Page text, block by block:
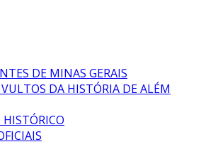
DE MINAS GERAIS
DA HISTÓRIA DE ALÉM
HISTÓRICO